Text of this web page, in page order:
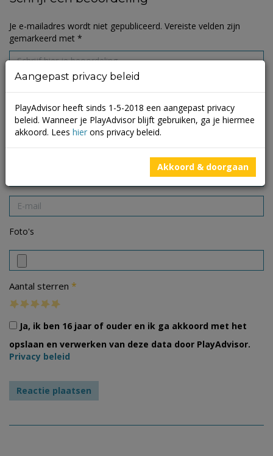
Je e-mailadres wordt niet gepubliceerd. Vereiste velden zijn
gemarkeerd met *
Foto's
Aantal sterren *
Ja, ik ben 16 jaar of ouder en ik ga akkoord met het
opslaan en verwerken van deze data door PlayAdvisor.
Privacy beleid
Aangepast privacy beleid
PlayAdvisor heeft sinds 1-5-2018 een aangepast privacy
beleid. Wanneer je PlayAdvisor blijft gebruiken, ga je hiermee
akkoord. Lees hier ons privacy beleid.
Akkoord & doorgaan